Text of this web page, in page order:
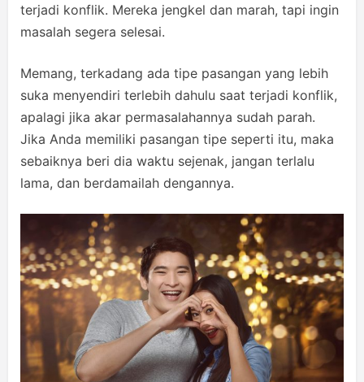
terjadi konflik. Mereka jengkel dan marah, tapi ingin
masalah segera selesai.
Memang, terkadang ada tipe pasangan yang lebih
suka menyendiri terlebih dahulu saat terjadi konflik,
apalagi jika akar permasalahannya sudah parah.
Jika Anda memiliki pasangan tipe seperti itu, maka
sebaiknya beri dia waktu sejenak, jangan terlalu
lama, dan berdamailah dengannya.